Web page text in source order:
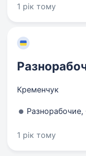
1 рік тому
Кременчук
Разнорабочие,
1 рік тому